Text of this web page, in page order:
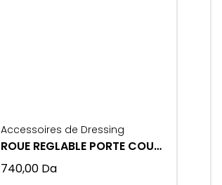
Accessoires de Dressing
ROUE REGLABLE PORTE COULISSANTE SMT 75
740,00 Da